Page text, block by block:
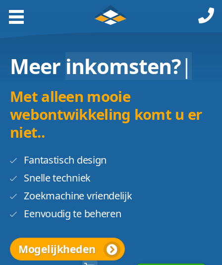
Meer inkomsten?|
Met alleen mooie
webontwikkeling komt u er
niet..
Fantastisch design
Snelle techniek
Zoekmachine vriendelijk
Eenvoudig te beheren
Mogelijkheden